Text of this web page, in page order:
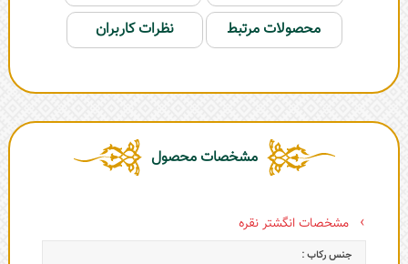
محصولات مرتبط
نظرات کاربران
مشخصات محصول
مشخصات انگشتر نقره
جنس رکاب :